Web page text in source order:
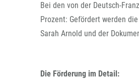
Bei den von der Deutsch-
Prozent: Gefördert werden
Sarah Arnold und der
Die Förderung im Detail: